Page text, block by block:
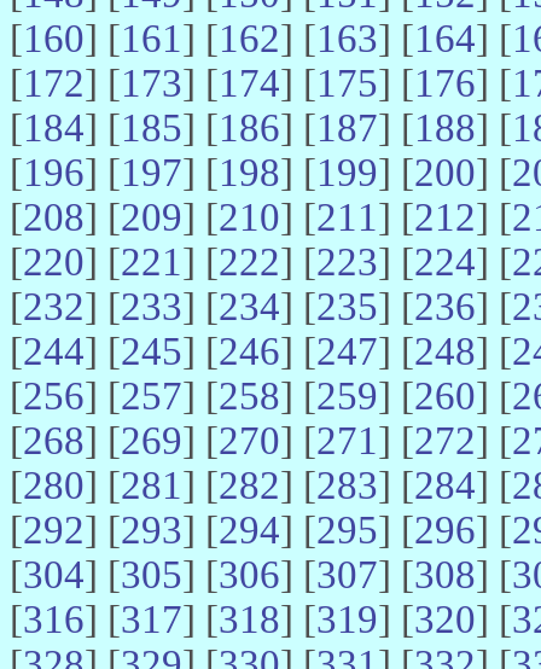
[160] [161] [162] [163] [164] [
[172] [173] [174] [175] [176] [
[184] [185] [186] [187] [188] [
[196] [197] [198] [199] [200] [
[208] [209] [210] [211] [212] [
[220] [221] [222] [223] [224] [
[232] [233] [234] [235] [236] [
[244] [245] [246] [247] [248] [
[256] [257] [258] [259] [260] [
[268] [269] [270] [271] [272] [
[280] [281] [282] [283] [284] [
[292] [293] [294] [295] [296] [
[304] [305] [306] [307] [308] [
[316] [317] [318] [319] [320] [